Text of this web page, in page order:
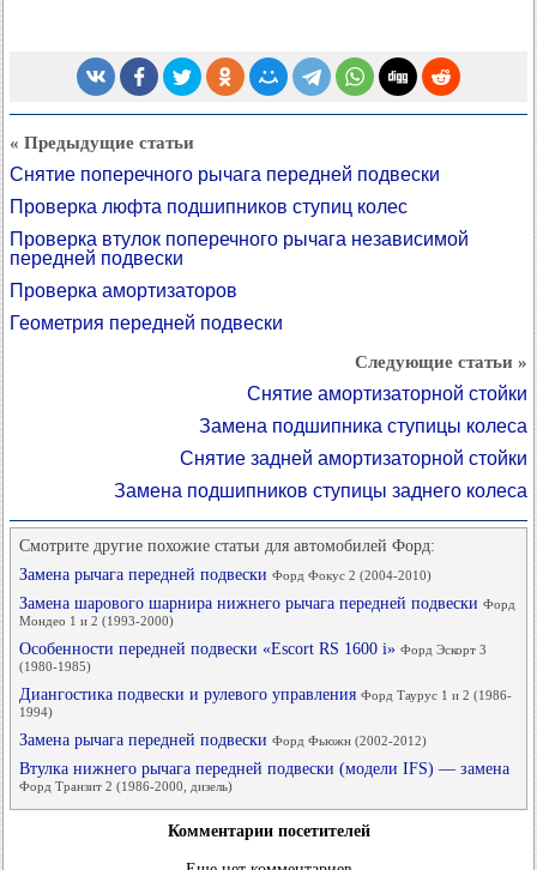
« Предыдущие статьи
Снятие поперечного рычага передней подвески
Проверка люфта подшипников ступиц колес
Проверка втулок поперечного рычага независимой
передней подвески
Проверка амортизаторов
Геометрия передней подвески
Следующие статьи »
Снятие амортизаторной стойки
Замена подшипника ступицы колеса
Снятие задней амортизаторной стойки
Замена подшипников ступицы заднего колеса
Смотрите другие похожие статьи для автомобилей Форд:
Замена рычага передней подвески Форд Фокус 2 (2004-2010)
Замена шарового шарнира нижнего рычага передней подвески Форд
Мондео 1 и 2 (1993-2000)
Особенности передней подвески «Escort RS 1600 i» Форд Эскорт 3
(1980-1985)
Диангостика подвески и рулевого управления Форд Таурус 1 и 2 (1986-
1994)
Замена рычага передней подвески Форд Фьюжн (2002-2012)
Втулка нижнего рычага передней подвески (модели IFS) — замена
Форд Транзит 2 (1986-2000, дизель)
Комментарии посетителей